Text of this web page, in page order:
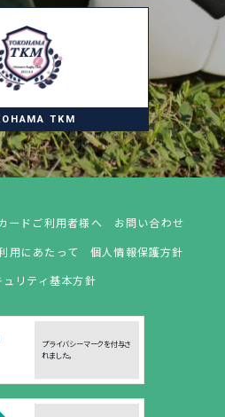
TKM
ードご利用者様へ
お問い合わせ
用にあたって
個人情報保護方針
リティ基本方針
プライバシーマークを付与さ
れました。